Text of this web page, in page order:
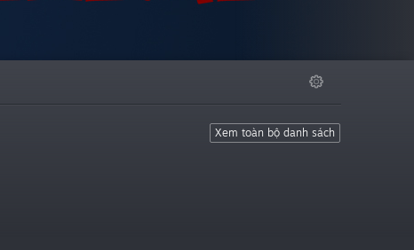
Xem toàn bộ danh sách